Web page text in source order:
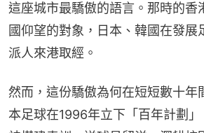
這座城市最驕傲的語言。那時的香
國仰望的對象，日本、韓國在發展
派人來港取經。
然而，這份驕傲為何在短短數十年
本足球在1996年立下「百年計劃